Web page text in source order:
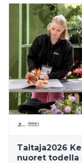
spelproduktion
hårstyling,
bilkarosser.
Taitaja2026
nuoret todella